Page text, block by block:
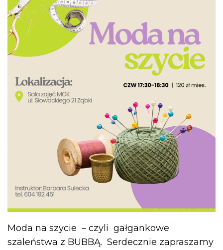
Moda na szycie – czyli gałgankowe
szaleństwa z BUBBĄ. Serdecznie zapraszamy